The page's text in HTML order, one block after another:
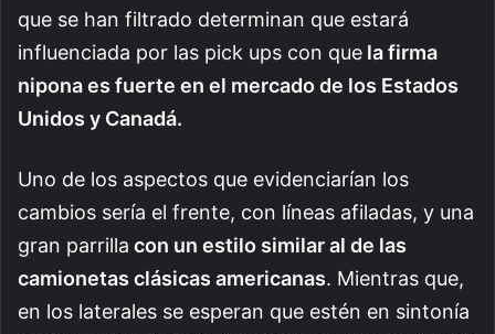
que se han filtrado determinan que estará
influenciada por las pick ups con que la firma
nipona es fuerte en el mercado de los Estados
Unidos y Canadá.
Uno de los aspectos que evidenciarían los
cambios sería el frente, con líneas afiladas, y una
gran parrilla con un estilo similar al de las
camionetas clásicas americanas. Mientras que,
en los laterales se esperan que estén en sintonía